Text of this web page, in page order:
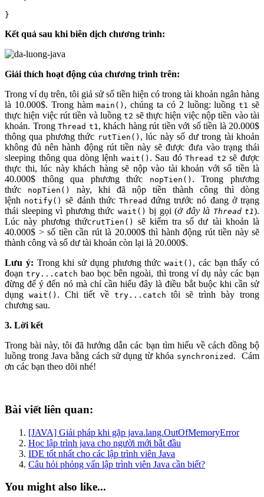
}
Kết quả sau khi biên dịch chương trình:
Giải thích hoạt động của chương trình trên:
Trong ví dụ trên, tôi giả sử số tiền hiện có trong tài khoản ngân hàng
là 10.000$. Trong hàmmain() , chúng ta có 2 luồng: luồngt1 sẽ
thực hiện việc rút tiền và luồngt2 sẽ thực hiện việc nộp tiền vào tài
khoản. Trong Thread t1, khách hàng rút tiền với số tiền là 20.000$
thông qua phương thức rutTien() , lúc này số dư trong tài khoản
không đủ nên hành động rút tiền này sẽ được đưa vào trạng thái
sleeping thông qua dòng lệnh wait() . Sau đóThread t2 sẽ được
thực thi, lúc này khách hàng sẽ nộp vào tài khoản với số tiền là
40.000$ thông qua phương thức
nopTien() . Trong phương
thức
nopTien()
này, khi đã nộp tiền thành công thì dòng
lệnh notify() sẽ đánh thức Thread đứng trước nó đang ở trạng
thái sleeping vì phương thức wait() bị gọi (ở đây là Thread t1).
Lúc này phương thứcrutTien()
sẽ kiểm tra số dư tài khoản là
40.000$ > số tiền cần rút là 20.000$ thì hành động rút tiền này sẽ
thành công và số dư tài khoản còn lại là 20.000$.
Lưu ý: Trong khi sử dụng phương thức wait() , các bạn thấy có
đoạntry...catch bao bọc bên ngoài, thì trong ví dụ này các bạn
đừng để ý đến nó mà chỉ cần hiểu đây là điều bắt buộc khi cần sử
dụng wait() . Chi tiết về try...catch tôi sẽ trình bày trong
chương sau.
3. Lời kết
Trong bài này, tôi đã hướng dẫn các bạn tìm hiểu về cách đồng bộ
luồng trong Java bằng cách sử dụng từ khóa synchronized . Cám
ơn các bạn theo dõi nhé!
Bài viết liên quan:
[JAVA] Giải pháp khi gặp java.lang.OutOfMemoryError
Học lập trình java cho người mới bắt đầu
IDE tốt nhất cho các lập trình viên Java
Câu hỏi phỏng vấn lập trình viên Java cần biết?
You might also like...